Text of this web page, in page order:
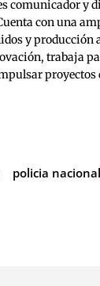
comunicador y
con una
y
trabaja
policia nacional